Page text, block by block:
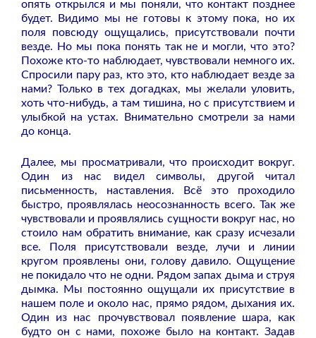
опять открылся и мы поняли, что контакт позднее
будет. Видимо мы не готовы к этому пока, но их
поля повсюду ощущались, присутствовали почти
везде. Но мы пока понять так не и могли, что это?
Похоже кто-то наблюдает, чувствовали немного их.
Спросили пару раз, кто это, кто наблюдает везде за
нами? Только в тех догадках, мы желали уловить,
хоть что-нибудь, а там тишина, но с присутствием и
улыбкой на устах. Внимательно смотрели за нами
до конца.
Далее, мы просматривали, что происходит вокруг.
Один из нас видел символы, другой читал
письменность, наставления. Всё это проходило
быстро, проявлялась неосознанность всего. Так же
чувствовали и проявлялись сущности вокруг нас, но
стоило нам обратить внимание, как сразу исчезали
все. Поля присутствовали везде, лучи и линии
кругом проявлены они, голову давило. Ощущение
не покидало что не одни. Рядом запах дыма и струя
дымка. Мы постоянно ощущали их присутствие в
нашем поле и около нас, прямо рядом, дыхания их.
Один из нас прочувствовал появление шара, как
будто он с нами, похоже было на контакт. Задав